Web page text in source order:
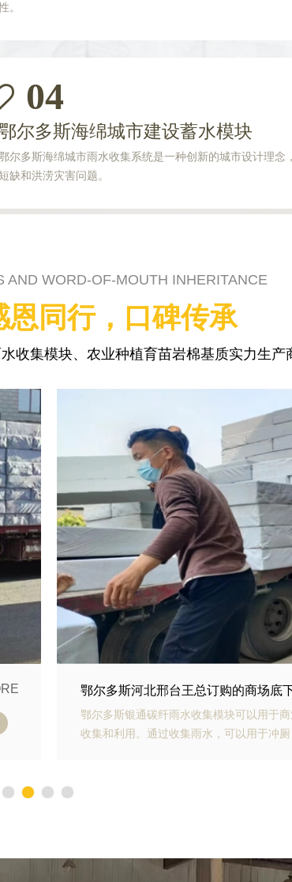
。
04
尔多斯海绵城市建设蓄水模块
尔多斯海绵城市雨水收集系统是一种创新的城市设计理念
短缺和洪涝灾害问题。
AND WORD-OF-MOUTH INHERITANCE
恩同行，口碑传承
收集模块、农业种植育苗岩棉基质实力生产
鄂尔多斯山东青岛李经理订购的生态
鄂尔多斯银通生态多孔纤维棉具有高强承
化能力强、施工方便等优势。模块的顶部